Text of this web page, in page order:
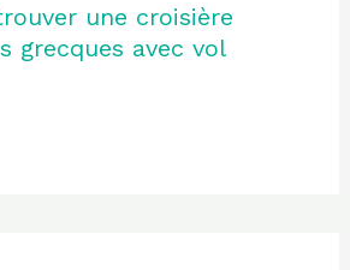
une croisière
grecques avec vol